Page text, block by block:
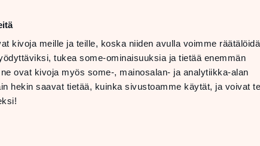
kivoja meille ja teille, koska niiden avulla voimme
tukea some-ominaisuuksia ja tietää enemmän
ovat kivoja myös some-, mainosalan- ja analytiikka-alan
hekin saavat tietää, kuinka sivustoamme käytät, ja voivat
LIIKKEEN TIEDOT
LAHJAKORTTI